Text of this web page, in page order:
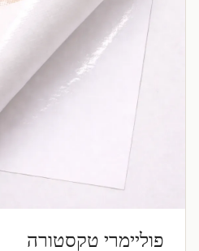
פוליימרי טקסטורה